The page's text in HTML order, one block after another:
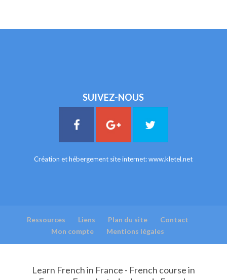
SUIVEZ-NOUS
Création et hébergement site internet:www.kletel.net
Ressources Liens Plan du site
Contact
Mon compte
Mentions légales
Learn French in France - French course in